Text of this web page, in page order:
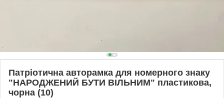
Патріотична авторамка для номерного знаку
"НАРОДЖЕНИЙ БУТИ ВІЛЬНИМ" пластикова,
чорна (10)